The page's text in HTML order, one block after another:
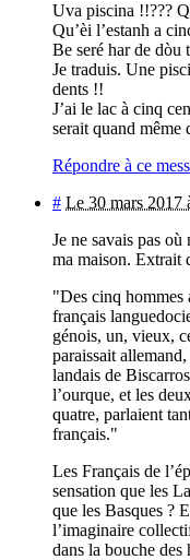
Uva piscina !!???
Qu’èi l’estanh a
Be seré har de dòu
Je traduis. Une
dents !!
J’ai le lac à cinq
serait quand même
Répondre à ce
# Le 30 mars 2017
Je ne savais pas
ma maison. Extrait
"Des cinq hommes
français
génois, un, vieux,
paraissait
landais de
l’ourque, et les
quatre, parlaient
français."
Les Français de
sensation que les
que les Basques ?
l’imaginaire
dans la bouche